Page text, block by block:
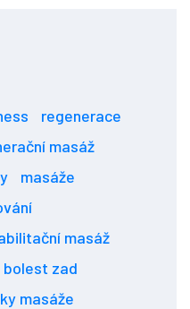
regenerace
masáž
masáže
masáž
bolest zad
masáže